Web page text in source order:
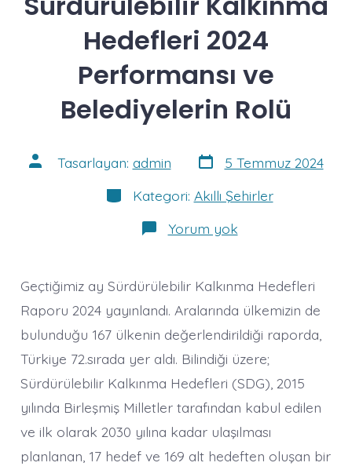
Hedefleri 2024
Performansı ve
Belediyelerin Rolü
Yazının
yazarı
Tasarlayan: admin Yazı
tarihi
5 Temmuz 2024
Kategoriler
Kategori: Akıllı Şehirler
Yorum yokTürkiye’nin
Sürdürülebilir
2024
Performansı
ve
Belediyelerin
Rolü
Geçtiğimiz ay Sürdürülebilir Kalkınma Hedefleri
Raporu 2024 yayınlandı. Aralarında ülkemizin de
bulunduğu 167 ülkenin değerlendirildiği raporda,
Türkiye 72.sırada yer aldı. Bilindiği üzere;
Sürdürülebilir Kalkınma Hedefleri (SDG), 2015
yılında Birleşmiş Milletler tarafından kabul edilen
ve ilk olarak 2030 yılına kadar ulaşılması
planlanan, 17 hedef ve 169 alt hedeften oluşan bir